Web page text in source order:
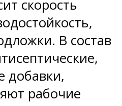
скорость
В состав
добавки,
рабочие